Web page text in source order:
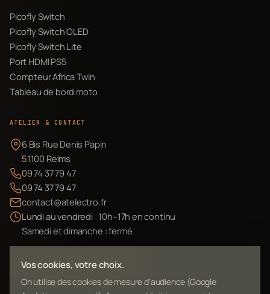
Picofly Switch
Picofly Switch OLED
Picofly Switch Lite
Port HDMI PS5
Compteur Africa Twin
Tableau de bord moto
ATELIER & CONTACT
6 Bis Rue Denis Papin
51100 Reims
09 74 37 79 47
09 74 37 79 47
contact@atelectro.fr
Lundi au vendredi : 10h–17h en continu
Samedi et dimanche : fermé
Envoyer mon matériel
Vos cookies, votre choix.
On utilise des cookies de mesure d'audience (Google